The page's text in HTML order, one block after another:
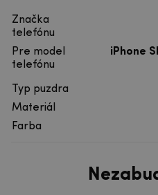
Značka
telefónu
Pre model
telefónu
iPhone
Typ puzdra
Materiál
Farba